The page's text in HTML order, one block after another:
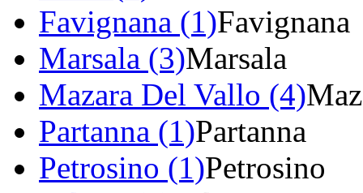
Favignana (1)Favignana
Marsala (3)Marsala
Mazara Del Vallo (4)
Partanna (1)Partanna
Petrosino (1)Petrosino